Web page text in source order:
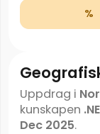
%
Uppdrag i
kunskapen
Dec 2025.